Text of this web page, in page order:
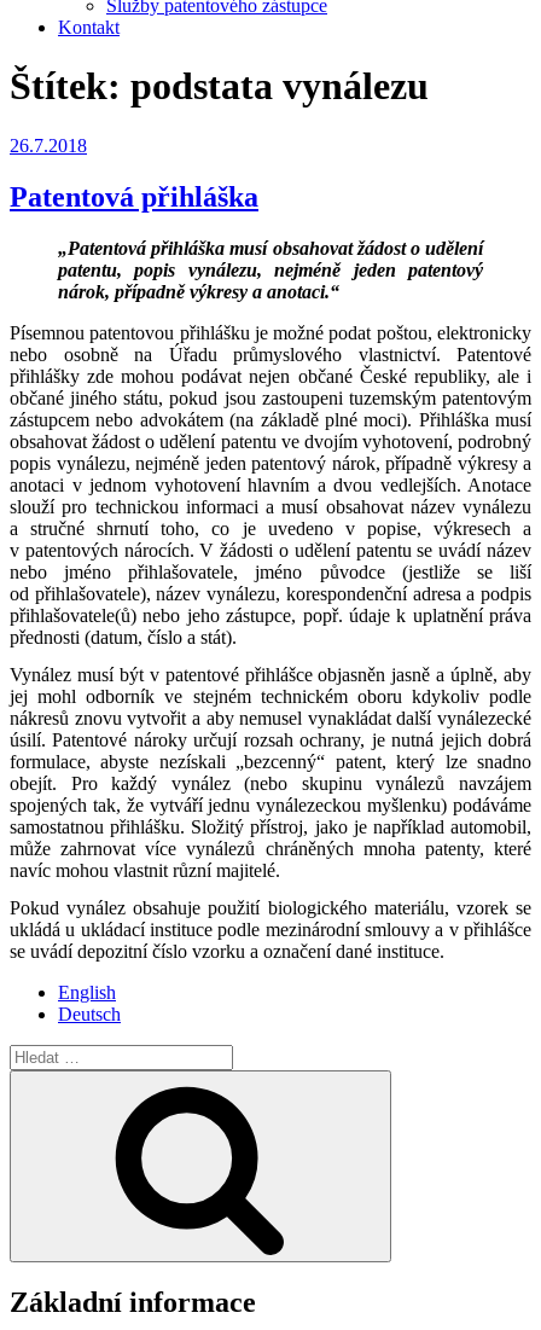
Služby patentového zástupce
Kontakt
Štítek: podstata vynálezu
Publikováno
26.7.2018
Patentová přihláška
„Patentová přihláška musí obsahovat žádost o udělení
patentu, popis vynálezu, nejméně jeden patentový
nárok, případně výkresy a anotaci.“
Písemnou patentovou přihlášku je možné podat poštou, elektronicky
nebo osobně na Úřadu průmyslového vlastnictví. Patentové
přihlášky zde mohou podávat nejen občané České republiky, ale i
občané jiného státu, pokud jsou zastoupeni tuzemským patentovým
zástupcem nebo advokátem (na základě plné moci). Přihláška musí
obsahovat žádost o udělení patentu ve dvojím vyhotovení, podrobný
popis vynálezu, nejméně jeden patentový nárok, případně výkresy a
anotaci v jednom vyhotovení hlavním a dvou vedlejších. Anotace
slouží pro technickou informaci a musí obsahovat název vynálezu
a stručné shrnutí toho, co je uvedeno v popise, výkresech a
v patentových nárocích. V žádosti o udělení patentu se uvádí název
nebo jméno přihlašovatele, jméno původce (jestliže se liší
od přihlašovatele), název vynálezu, korespondenční adresa a podpis
přihlašovatele(ů) nebo jeho zástupce, popř. údaje k uplatnění práva
přednosti (datum, číslo a stát).
Vynález musí být v patentové přihlášce objasněn jasně a úplně, aby
jej mohl odborník ve stejném technickém oboru kdykoliv podle
nákresů znovu vytvořit a aby nemusel vynakládat další vynálezecké
úsilí. Patentové nároky určují rozsah ochrany, je nutná jejich dobrá
formulace, abyste nezískali „bezcenný“ patent, který lze snadno
obejít. Pro každý vynález (nebo skupinu vynálezů navzájem
spojených tak, že vytváří jednu vynálezeckou myšlenku) podáváme
samostatnou přihlášku. Složitý přístroj, jako je například automobil,
může zahrnovat více vynálezů chráněných mnoha patenty, které
navíc mohou vlastnit různí majitelé.
Pokud vynález obsahuje použití biologického materiálu, vzorek se
ukládá u ukládací instituce podle mezinárodní smlouvy a v přihlášce
se uvádí depozitní číslo vzorku a označení dané instituce.
English
Deutsch
Hledat:
Základní informace